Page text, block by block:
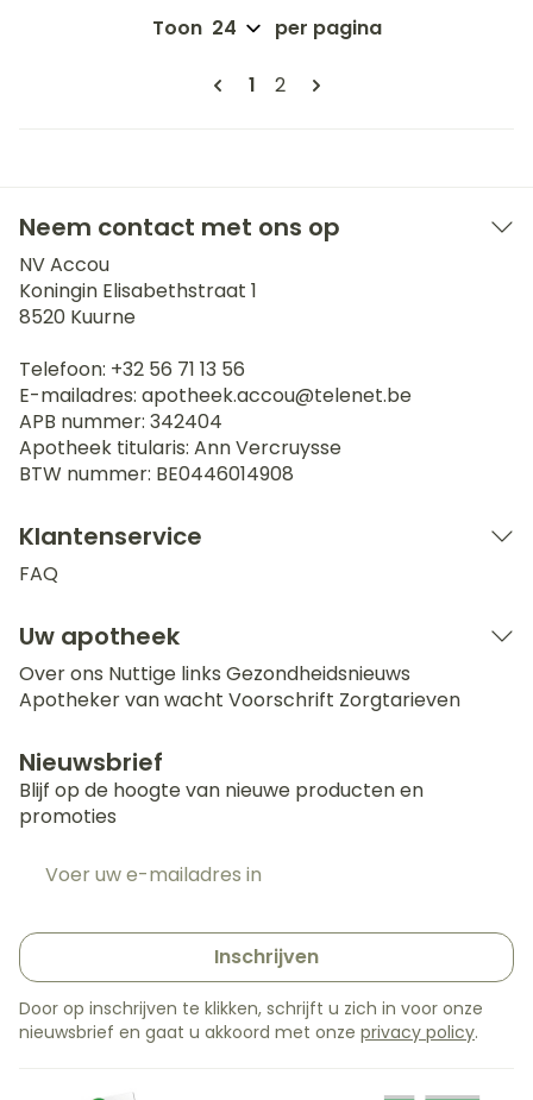
Pagina's
U lees momenteel pagina
1 Pagina
2
Toon per pagina
Neem contact met ons op
NV Accou
Koningin Elisabethstraat 1
8520 Kuurne
Telefoon: +32 56 71 13 56
E-mailadres: apotheek.accou@telenet.be
APB nummer: 342404
Apotheek titularis: Ann Vercruysse
BTW nummer: BE0446014908
Klantenservice
FAQ
Uw apotheek
Over ons Nuttige links Gezondheidsnieuws
Apotheker van wacht Voorschrift Zorgtarieven
Nieuwsbrief
Blijf op de hoogte van nieuwe producten en
promoties
Inschrijven
Door op inschrijven te klikken, schrijft u zich in voor onze
nieuwsbrief en gaat u akkoord met onze privacy policy.